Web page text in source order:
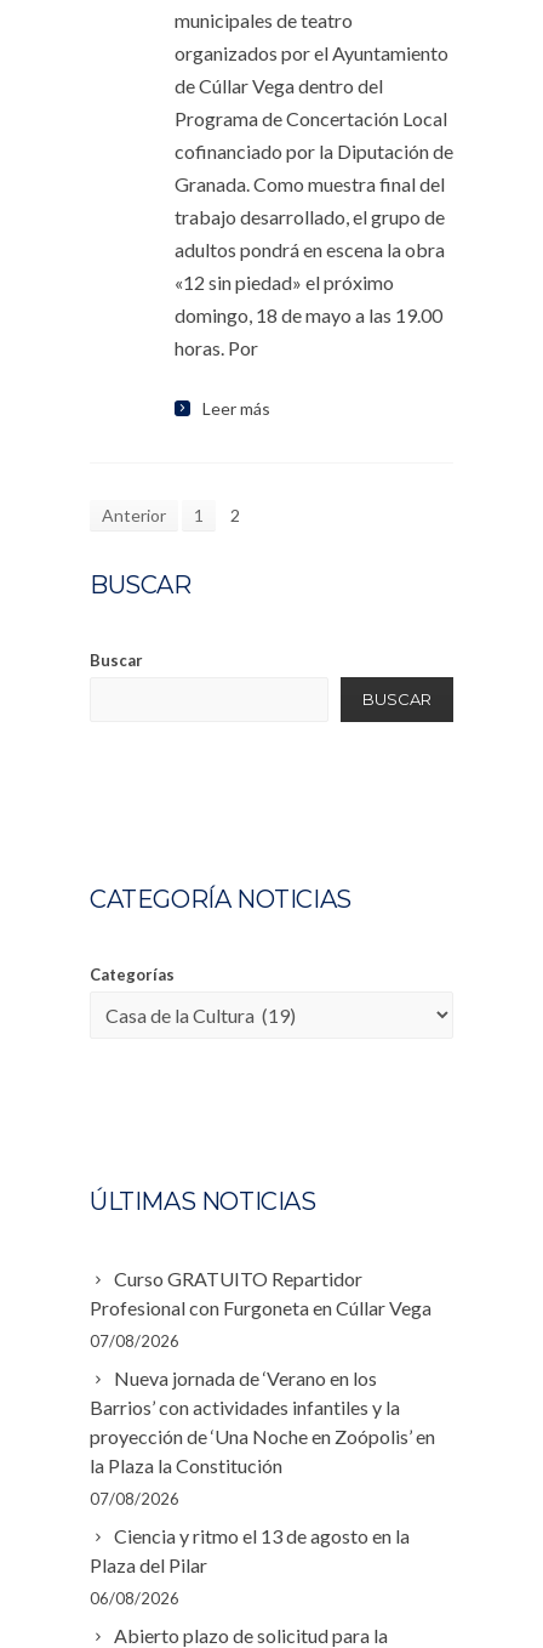
municipales de teatro
organizados por el Ayuntamiento
de Cúllar Vega dentro del
Programa de Concertación Local
cofinanciado por la Diputación de
Granada. Como muestra final del
trabajo desarrollado, el grupo de
adultos pondrá en escena la obra
«12 sin piedad» el próximo
domingo, 18 de mayo a las 19.00
horas. Por
Leer más
Anterior 1 2
BUSCAR
Buscar
BUSCAR
CATEGORÍA NOTICIAS
Categorías
ÚLTIMAS NOTICIAS
Curso GRATUITO Repartidor
Profesional con Furgoneta en Cúllar Vega
07/08/2026
Nueva jornada de ‘Verano en los
Barrios’ con actividades infantiles y la
proyección de ‘Una Noche en Zoópolis’ en
la Plaza la Constitución
07/08/2026
Ciencia y ritmo el 13 de agosto en la
Plaza del Pilar
06/08/2026
Abierto plazo de solicitud para la